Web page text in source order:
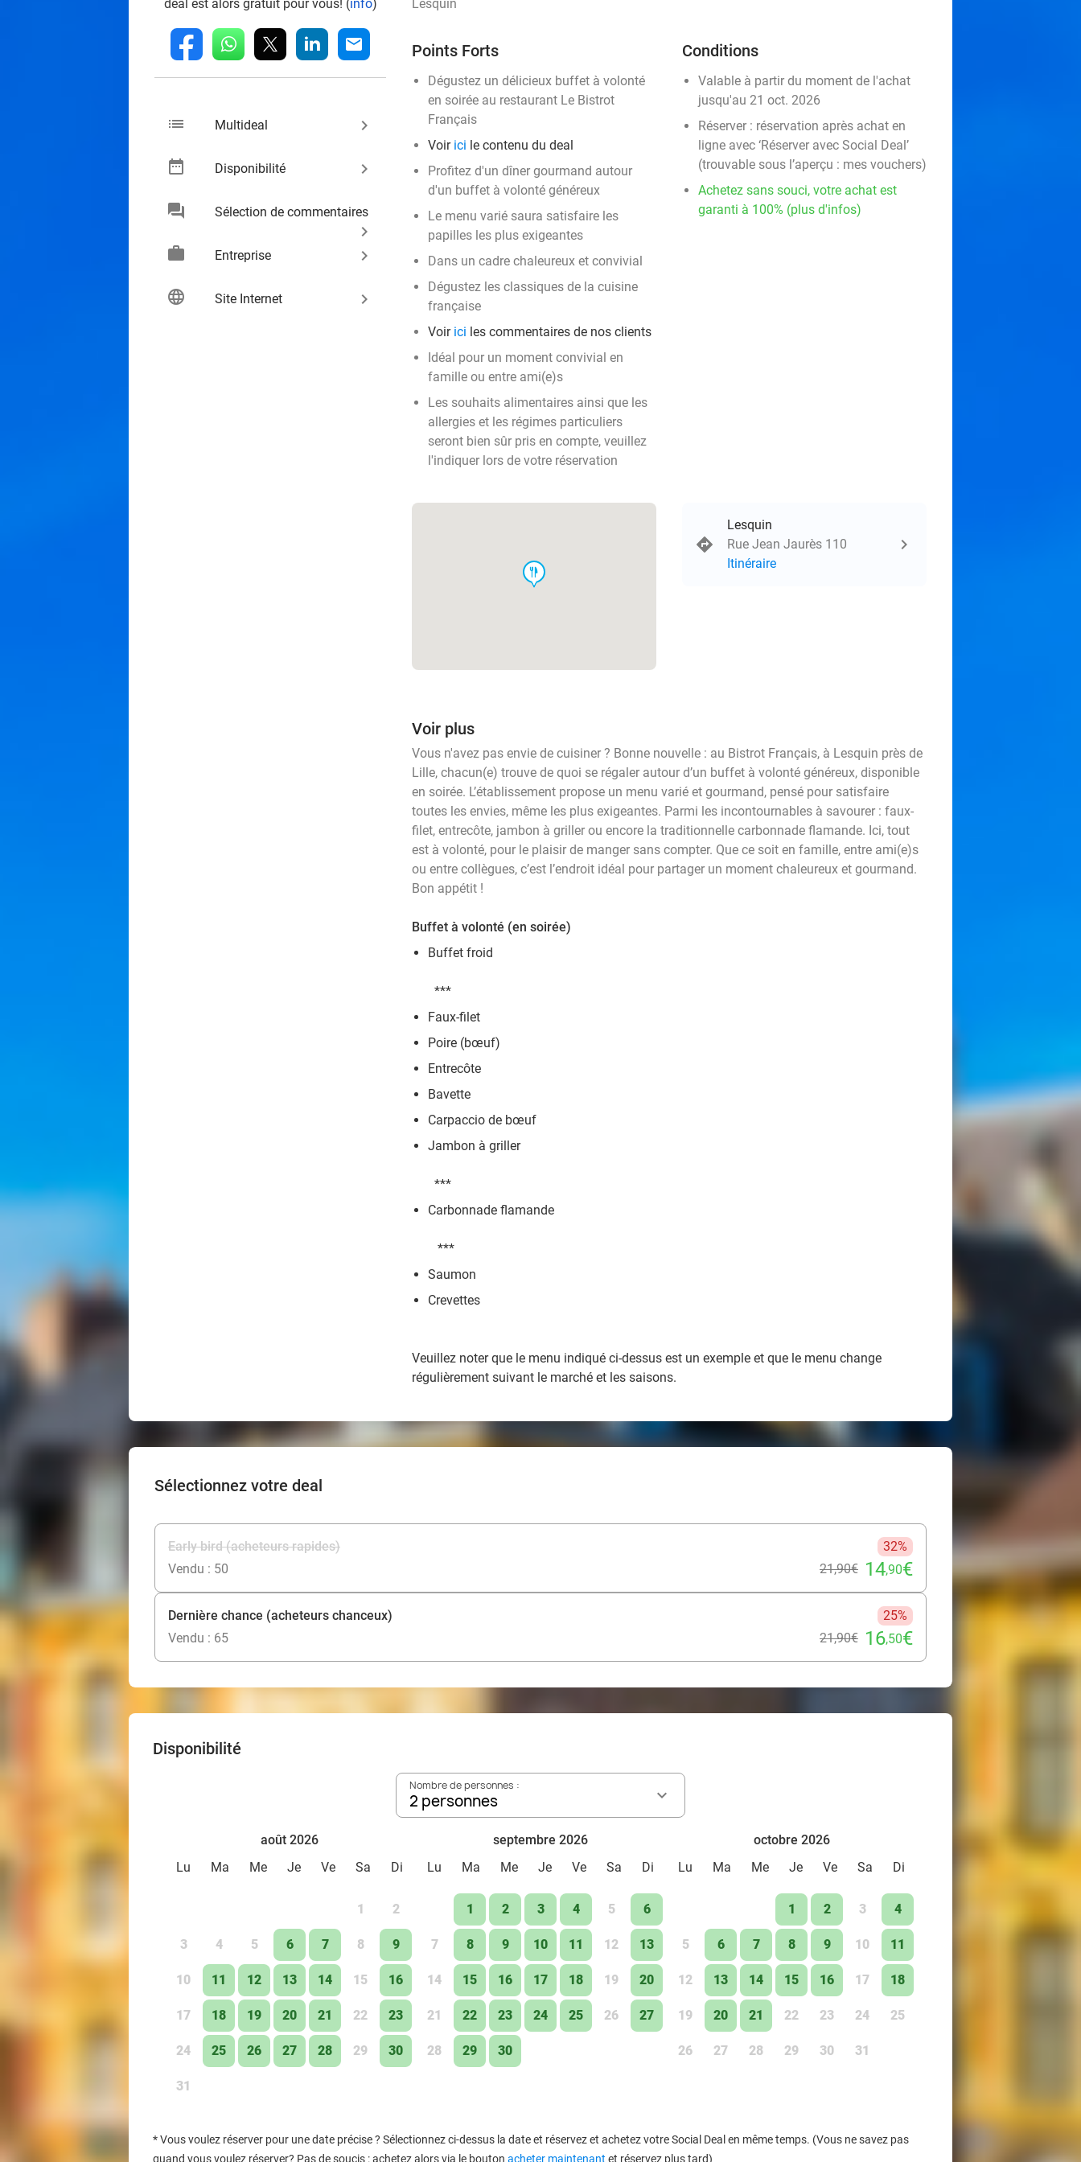
deal est alors gratuit pour vous! (info)
fb whatsapp linkedin mail
list Multideal keyboard_arrow_right
date_range Disponibilité keyboard_arrow_right
chat Sélection de commentaires
keyboard_arrow_right
work
Entreprise keyboard_arrow_right
language Site Internet keyboard_arrow_right
Lesquin
Points Forts
Dégustez un délicieux buffet à volonté
en soirée au restaurant Le Bistrot
Français
Voir ici le contenu du deal
Profitez d'un dîner gourmand autour
d'un buffet à volonté généreux
Le menu varié saura satisfaire les
papilles les plus exigeantes
Dans un cadre chaleureux et convivial
Dégustez les classiques de la cuisine
française
Voir ici les commentaires de nos clients
Idéal pour un moment convivial en
famille ou entre ami(e)s
Les souhaits alimentaires ainsi que les
allergies et les régimes particuliers
seront bien sûr pris en compte, veuillez
l'indiquer lors de votre réservation
Conditions
Valable à partir du moment de l'achat
jusqu'au 21 oct. 2026
Réserver : réservation après achat en
ligne avec ‘Réserver avec Social Deal’
(trouvable sous l’aperçu : mes vouchers)
Achetez sans souci, votre achat est
garanti à 100% (plus d'infos)
food
Lesquin
Rue Jean Jaurès 110
Itinéraire
Voir plus
Vous n'avez pas envie de cuisiner ? Bonne nouvelle : au Bistrot Français, à Lesquin près de
Lille, chacun(e) trouve de quoi se régaler autour d’un buffet à volonté généreux, disponible
en soirée. L’établissement propose un menu varié et gourmand, pensé pour satisfaire
toutes les envies, même les plus exigeantes. Parmi les incontournables à savourer : faux-
filet, entrecôte, jambon à griller ou encore la traditionnelle carbonnade flamande. Ici, tout
est à volonté, pour le plaisir de manger sans compter. Que ce soit en famille, entre ami(e)s
ou entre collègues, c’est l’endroit idéal pour partager un moment chaleureux et gourmand.
Bon appétit !
Buffet à volonté (en soirée)
Buffet froid
***
Faux-filet
Poire (bœuf)
Entrecôte
Bavette
Carpaccio de bœuf
Jambon à griller
***
Carbonnade flamande
***
Saumon
Crevettes
Veuillez noter que le menu indiqué ci-dessus est un exemple et que le menu change
régulièrement suivant le marché et les saisons.
Sélectionnez votre deal
Early bird (acheteurs rapides)
32%
Vendu : 50
21,90€ 14,90€
Dernière chance (acheteurs chanceux)
25%
Vendu : 65
21,90€ 16,50€
Disponibilité
Nombre de personnes :
2 personnes
août 2026
Lu
Ma Me Je Ve Sa Di
1 2
3 4 5 6 7 8 9
10 11 12 13 14 15 16
17 18 19 20 21 22 23
24 25 26 27 28 29 30
31
septembre 2026
Lu
Ma Me Je Ve Sa Di
1 2 3 4 5 6
7 8 9 10 11 12 13
14 15 16 17 18 19 20
21 22 23 24 25 26 27
28 29 30
octobre 2026
Lu
Ma Me Je Ve Sa Di
1 2 3 4
5 6 7 8 9 10 11
12 13 14 15 16 17 18
19 20 21 22 23 24 25
26 27 28 29 30 31
*Vous voulez réserver pour une date précise ? Sélectionnez ci-dessus la date et réservez et achetez votre Social Deal en même temps. (Vous ne savez pas
quand vous voulez réserver? Pas de soucis : achetez alors via le bouton acheter maintenant et réservez plus tard)